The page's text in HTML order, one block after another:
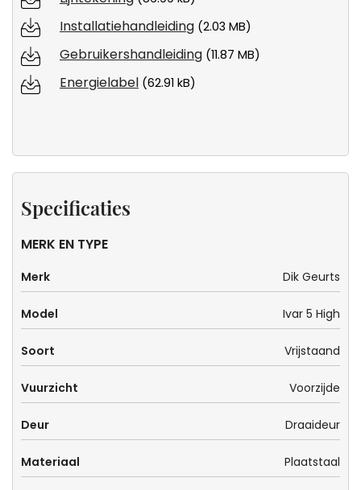
Installatiehandleiding (2.03 MB)
Gebruikershandleiding (11.87 MB)
Energielabel (62.91 kB)
Specificaties
MERK EN TYPE
Merk Dik Geurts
Model Ivar 5 High
Soort Vrijstaand
Vuurzicht Voorzijde
Deur Draaideur
Materiaal Plaatstaal